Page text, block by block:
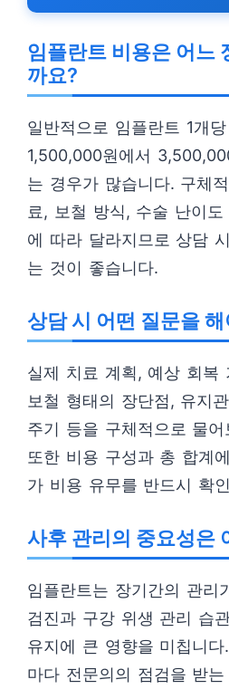
임플란트 비용은 어느
까요?
일반적으로 임플란트 1개
1,500,000원에서
는 경우가 많습니다. 구체
료, 보철 방식, 수술 난이
에 따라 달라지므로 상담
는 것이 좋습니다.
상담 시 어떤 질문을
실제 치료 계획, 예상 회복
보철 형태의 장단점, 유지
주기 등을 구체적으로 물
또한 비용 구성과 총 합계
가 비용 유무를 반드시 확
사후 관리의 중요성은
임플란트는 장기간의 관리
검진과 구강 위생 관리 습
유지에 큰 영향을 미칩니
마다 전문의의 점검을 받